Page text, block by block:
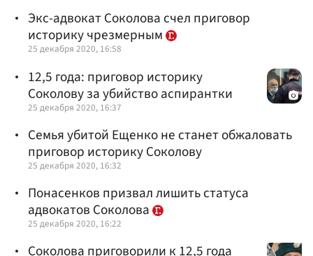
Экс-адвокат Соколова счел приговор
историку чрезмерным
25 декабря 2020, 16:58
12,5 года: приговор историку
Соколову за убийство аспирантки
25 декабря 2020, 16:37
Семья убитой Ещенко не станет обжаловать
приговор историку Соколову
25 декабря 2020, 16:32
Понасенков призвал лишить статуса
адвокатов Соколова
25 декабря 2020, 16:22
Соколова приговорили к 12,5 года